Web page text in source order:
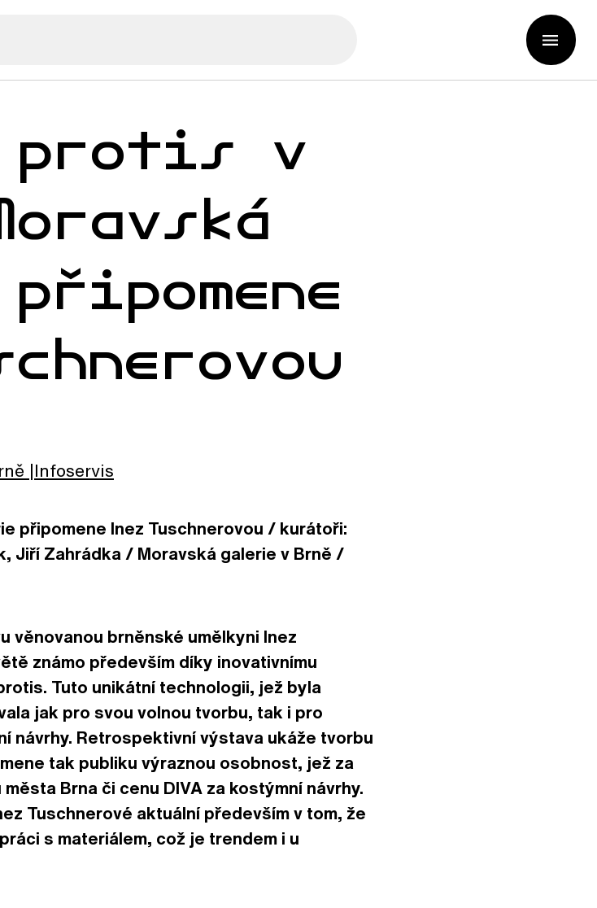
protis v
Infoservis
připomene Inez Tuschnerovou / kurátoři:
Jiří Zahrádka / Moravská galerie v Brně /
věnovanou brněnské umělkyni Inez
známo především díky inovativnímu
Tuto unikátní technologii, jež byla
jak pro svou volnou tvorbu, tak i pro
návrhy. Retrospektivní výstava ukáže tvorbu
tak publiku výraznou osobnost, jež za
Brna či cenu DIVA za kostýmní návrhy.
Tuschnerové aktuální především v tom, že
s materiálem, což je trendem i u